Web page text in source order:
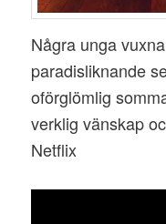
Några unga
paradisliknande
oförglömlig
verklig vänskap
Netflix